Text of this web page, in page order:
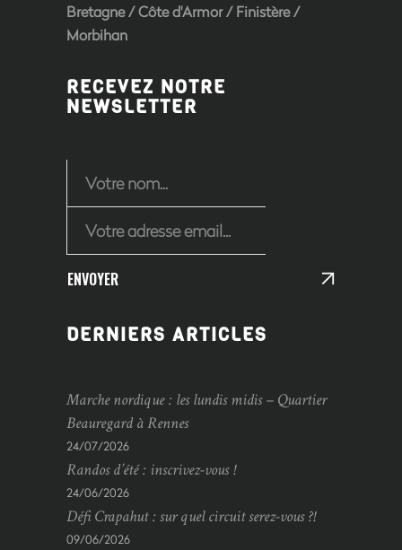
Bretagne/Côte d'Armor/Finistère/
Morbihan
RECEVEZ NOTRE
NEWSLETTER
ENVOYER
DERNIERS ARTICLES
Marche nordique : les lundis midis – Quartier
Beauregard à Rennes
24/07/2026
Randos d’été : inscrivez-vous !
24/06/2026
Défi Crapahut : sur quel circuit serez-vous ?!
09/06/2026